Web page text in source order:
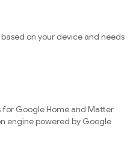
on your device and needs
for Google Home and Matter
engine powered by Google